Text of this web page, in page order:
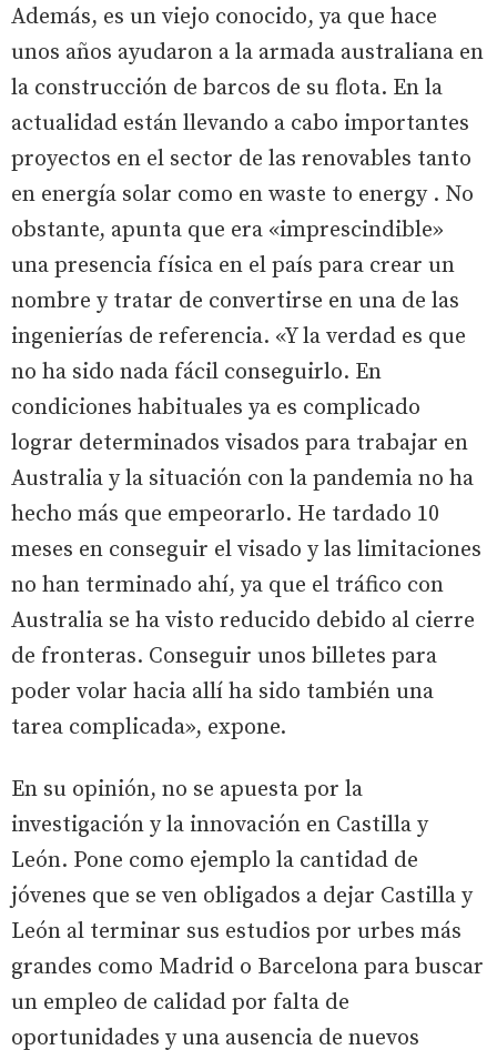
Además, es un viejo conocido, ya que hace
unos años ayudaron a la armada australiana en
la construcción de barcos de su flota. En la
actualidad están llevando a cabo importantes
proyectos en el sector de las renovables tanto
en energía solar como en waste to energy . No
obstante, apunta que era «imprescindible»
una presencia física en el país para crear un
nombre y tratar de convertirse en una de las
ingenierías de referencia. «Y la verdad es que
no ha sido nada fácil conseguirlo. En
condiciones habituales ya es complicado
lograr determinados visados para trabajar en
Australia y la situación con la pandemia no ha
hecho más que empeorarlo. He tardado 10
meses en conseguir el visado y las limitaciones
no han terminado ahí, ya que el tráfico con
Australia se ha visto reducido debido al cierre
de fronteras. Conseguir unos billetes para
poder volar hacia allí ha sido también una
tarea complicada», expone.
En su opinión, no se apuesta por la
investigación y la innovación en Castilla y
León. Pone como ejemplo la cantidad de
jóvenes que se ven obligados a dejar Castilla y
León al terminar sus estudios por urbes más
grandes como Madrid o Barcelona para buscar
un empleo de calidad por falta de
oportunidades y una ausencia de nuevos